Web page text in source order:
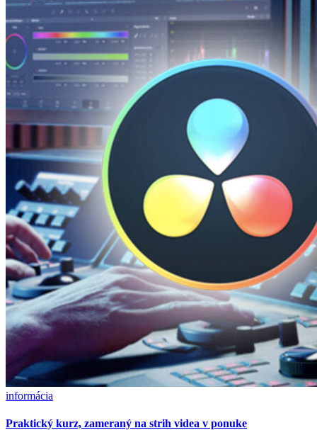
informácia
Praktický kurz, zameraný na strih videa v ponuke